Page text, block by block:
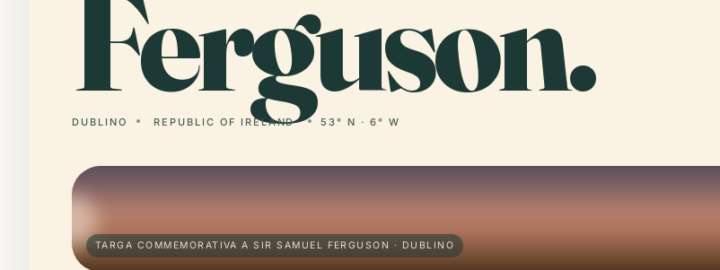
Ferguson.
DUBLINO REPUBLIC OF IRELAND 53° N · 6° W
TARGA COMMEMORATIVA A SIR SAMUEL FERGUSON · DUBLINO